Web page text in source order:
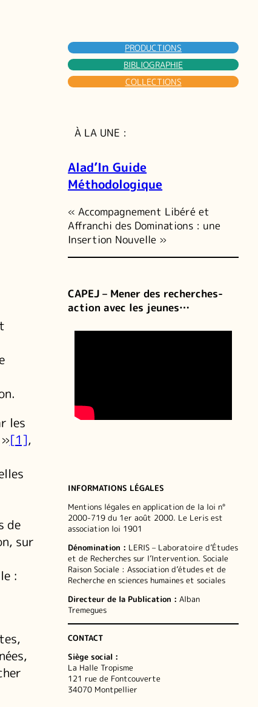
les
[1],
de
sur
:
PRODUCTIONS
BIBLIOGRAPHIE
COLLECTIONS
À LA UNE :
Alad’In Guide
Méthodologique
« Accompagnement Libéré et
Affranchi des Dominations : une
Insertion Nouvelle »
CAPEJ – Mener des recherches-
action avec les jeunes…
INFORMATIONS LÉGALES
Mentions légales en application de la loi n°
2000-719 du 1er août 2000. Le Leris est
association loi 1901
Dénomination : LERIS – Laboratoire d’Études
et de Recherches sur l’Intervention. Sociale
Raison Sociale : Association d’études et de
Recherche en sciences humaines et sociales
Directeur de la Publication : Alban
Tremegues
CONTACT
Siège social :
La Halle Tropisme
121 rue de Fontcouverte
34070 Montpellier